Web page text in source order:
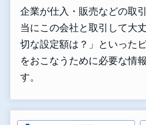
企業が仕入・販売などの取
当にこの会社と取引して大
切な設定額は？」といった
をおこなうために必要な情
す。